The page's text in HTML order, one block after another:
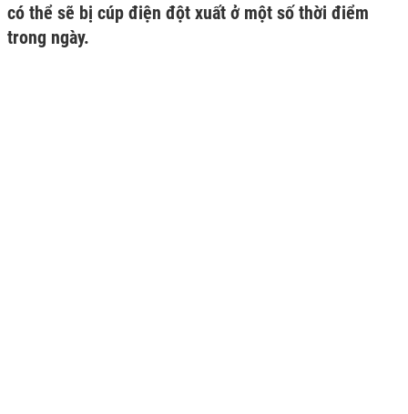
có thể sẽ bị cúp điện đột xuất ở một số thời điểm
trong ngày.